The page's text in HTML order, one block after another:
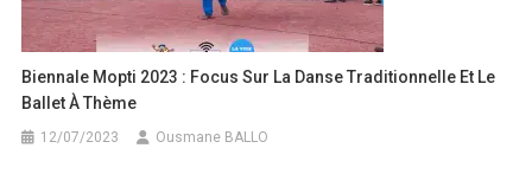
Biennale Mopti 2023 : Focus Sur La Danse Traditionnelle Et Le
Ballet À Thème
12/07/2023 Ousmane BALLO